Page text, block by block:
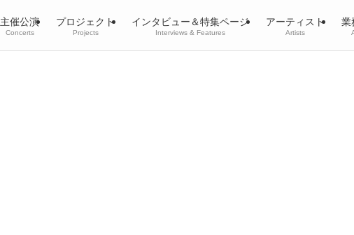
主催公演
Concerts
プロジェクト
Projects
インタビュー＆特集ページ
Interviews & Features
アーティスト
Artists
業